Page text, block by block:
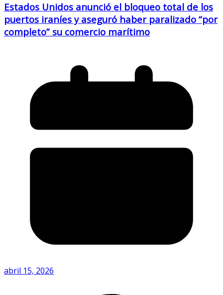
Estados Unidos anunció el bloqueo total de los
puertos iraníes y aseguró haber paralizado “por
completo” su comercio marítimo
abril 15, 2026